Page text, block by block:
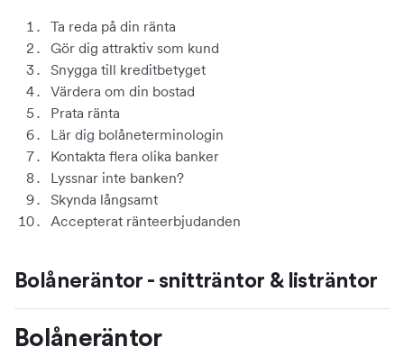
Ta reda på din ränta
Gör dig attraktiv som kund
Snygga till kreditbetyget
Värdera om din bostad
Prata ränta
Lär dig bolåneterminologin
Kontakta flera olika banker
Lyssnar inte banken?
Skynda långsamt
Accepterat ränteerbjudanden
Bolåneräntor - snitträntor & listräntor
Bolåneräntor